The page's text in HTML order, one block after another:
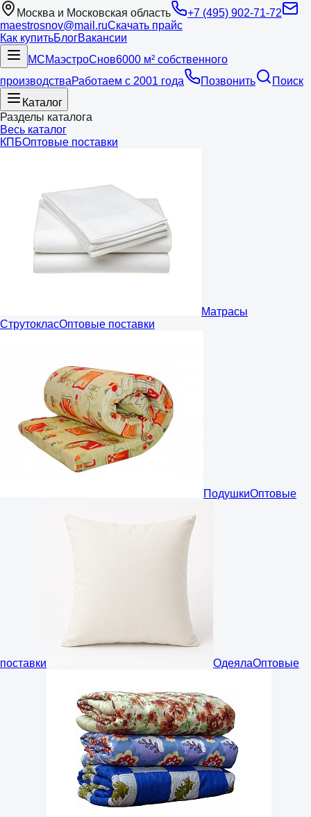
Москва и Московская область
+7 (495) 902-71-72
maestrosnov@mail.ruСкачать прайс
Как купитьБлогВакансии
МСМаэстроСнов6000 м² собственного
производстваРаботаем с 2001 года Позвонить
Поиск
Каталог
Разделы каталога
Весь каталог
КПБОптовые поставки
Матрасы
СтрутокласОптовые поставки
ПодушкиОптовые
поставки ОдеялаОптовые